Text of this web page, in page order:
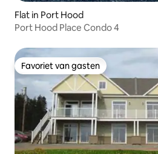
Flat in Port Hood
Port Hood Place Condo 4
Favoriet van gasten
Favoriet van gasten